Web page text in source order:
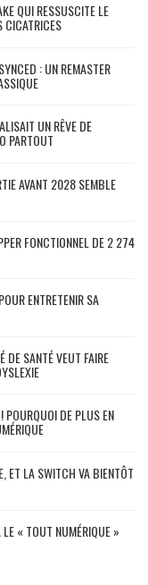
QUI RESSUSCITE LE
CICATRICES
: UN REMASTER
UN RÊVE DE
PARTOUT
AVANT 2028 SEMBLE
FONCTIONNEL DE 2 274
ENTRETENIR SA
DE SANTÉ VEUT FAIRE
POURQUOI DE PLUS EN
ET LA SWITCH VA BIENTÔT
« TOUT NUMÉRIQUE »